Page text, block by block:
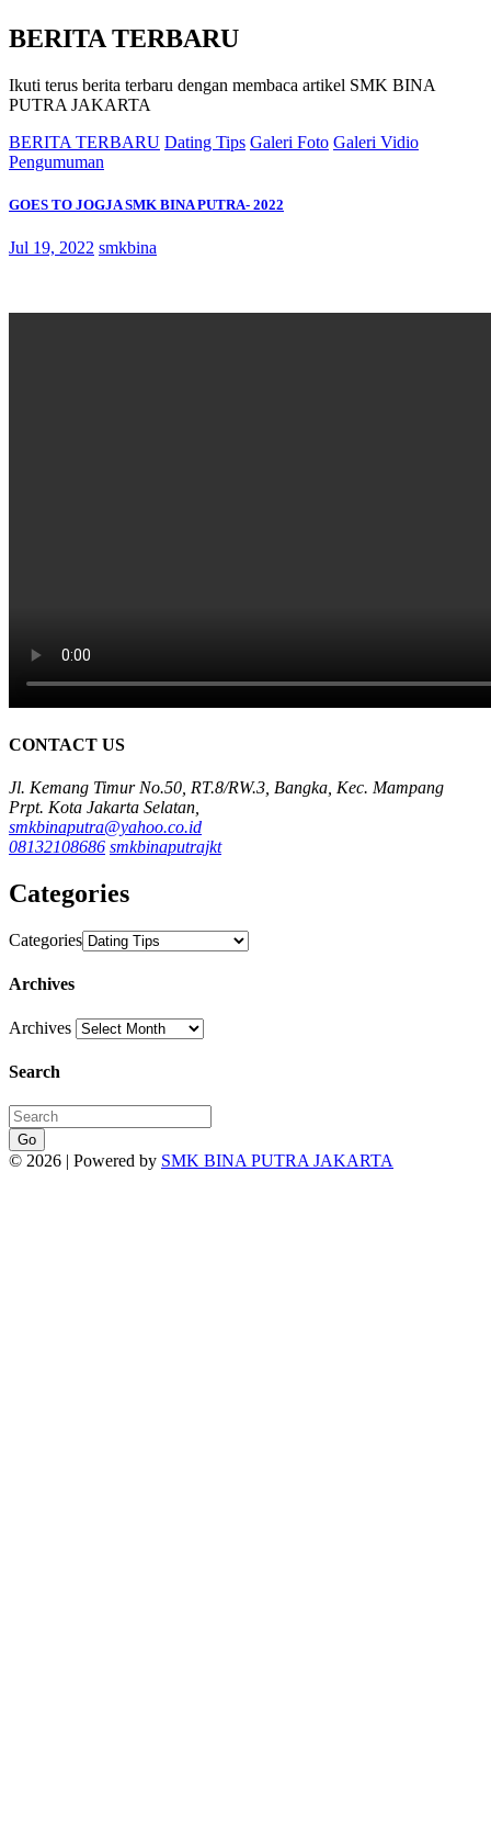
BERITA TERBARU
Ikuti terus berita terbaru dengan membaca artikel SMK BINA
PUTRA JAKARTA
BERITA TERBARU Dating Tips Galeri Foto Galeri Vidio
Pengumuman
GOES TO JOGJA SMK BINA PUTRA- 2022
Jul 19, 2022 smkbina
CONTACT US
Jl. Kemang Timur No.50, RT.8/RW.3, Bangka, Kec. Mampang
Prpt. Kota Jakarta Selatan,
smkbinaputra@yahoo.co.id
08132108686 smkbinaputrajkt
Categories
Categories
Archives
Archives
Search
Go
© 2026 | Powered by SMK BINA PUTRA JAKARTA